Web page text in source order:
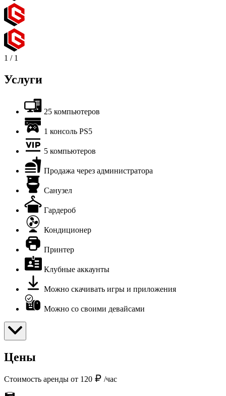
1 / 1
Услуги
25 компьютеров
1 консоль PS5
5 компьютеров
Продажа через администратора
Санузел
Гардероб
Кондиционер
Принтер
Клубные аккаунты
Можно скачивать игры и приложения
Можно со своими девайсами
Цены
Стоимость аренды от 120 /час